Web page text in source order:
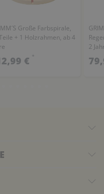
Große Farbspirale,
+ 1 Holzrahmen, ab 4
€ *
2